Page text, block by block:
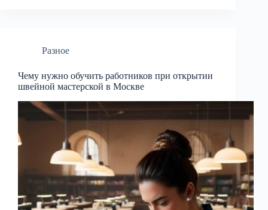
Разное
Чему нужно обучить работников при открытии
швейной мастерской в Москве